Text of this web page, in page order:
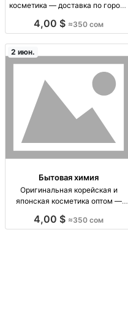
косметика — доставка по городу
корей косметика опт/розн.
сом, в регионы 350–450 сом, по
4,00 $ ≈350 сом
2 июн.
Бытовая химия
Оригинальная корейская и
японская косметика оптом —
опт/розн. оригинальная
4,00 $ ≈350 сом